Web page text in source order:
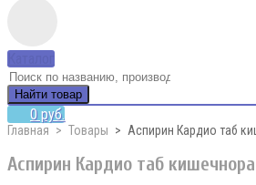
Найти товар
0 руб.
Главная Товары Аспирин Кардио таб
Аспирин Кардио таб